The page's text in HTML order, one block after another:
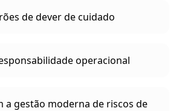
de dever de cuidado
operacional
a gestão moderna de riscos de